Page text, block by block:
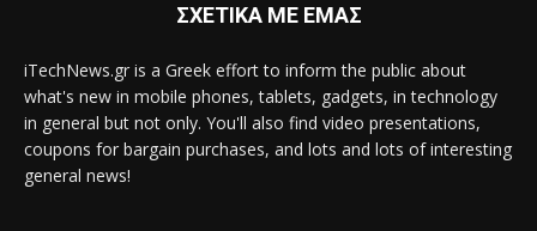
ΣΧΕΤΙΚΑ ΜΕ ΕΜΑΣ
iTechNews.gr is a Greek effort to inform the public about
what's new in mobile phones, tablets, gadgets, in technology
in general but not only. You'll also find video presentations,
coupons for bargain purchases, and lots and lots of interesting
general news!